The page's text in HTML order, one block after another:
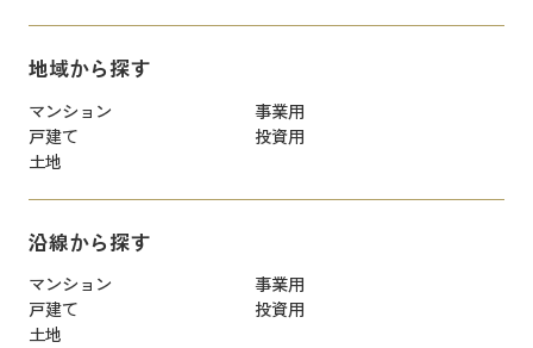
地域から探す
マンション
事業用
戸建て
投資用
土地
沿線から探す
マンション
事業用
戸建て
投資用
土地